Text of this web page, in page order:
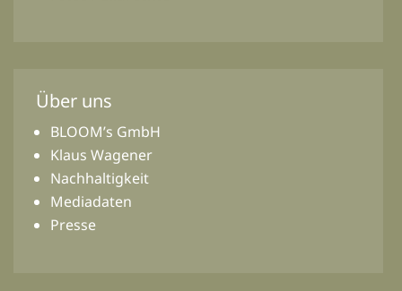
Über uns
BLOOM’s GmbH
Klaus Wagener
Nachhaltigkeit
Mediadaten
Presse